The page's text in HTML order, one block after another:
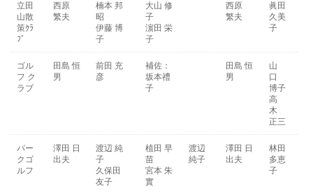
立田
山散
策ｸﾗ
ﾌﾞ
西原
繁夫
楠本 邦
昭
伊藤 博
子
大山 修
子
濵田 栄
子
西原
繁夫
眞田
久美
子
ゴル
フ ク
ラブ
田島 恒
男
前田 充
彦
補佐：
坂本禮
子
田島 恒
男
山
口
博子
高
木
正三
パー
クゴ
ルフ
澤田 日
出夫
渡辺 純
子
久保田
友子
植田 早
苗
宮本 朱
實
渡辺
純子
澤田 日
出夫
林田
多恵
子